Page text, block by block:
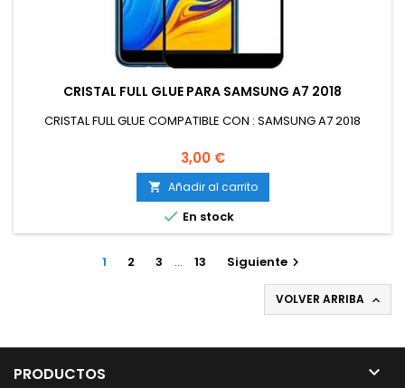
CRISTAL FULL GLUE PARA SAMSUNG A7 2018
CRISTAL FULL GLUE COMPATIBLE CON : SAMSUNG A7 2018
3,00 €
 Añadir al carrito
 En stock
1 2 3 … 13 Siguiente
VOLVER ARRIBA 
PRODUCTOS 